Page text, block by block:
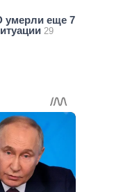
умерли еще 7
29